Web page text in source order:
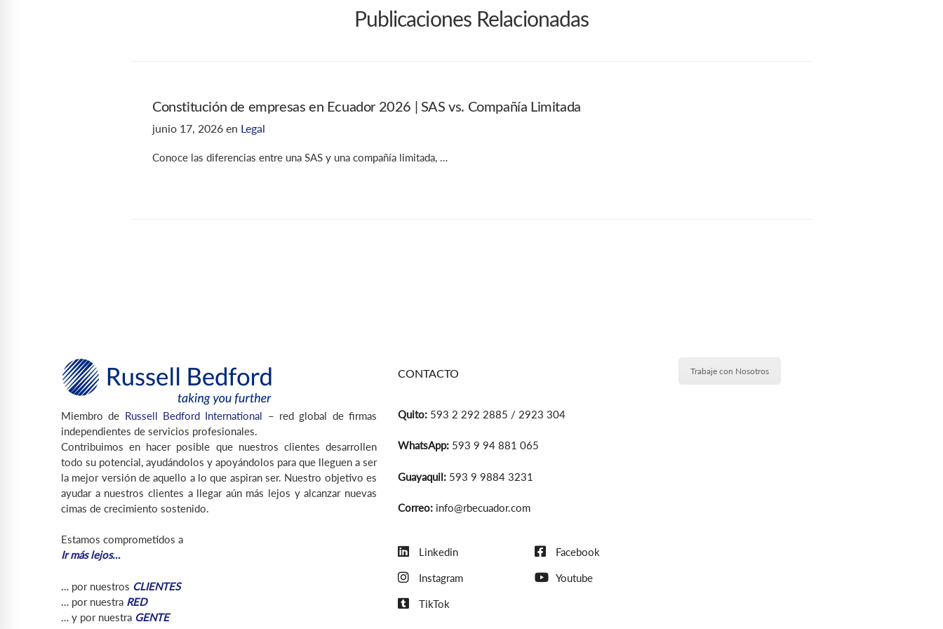
Publicaciones Relacionadas
Constitución de empresas en Ecuador 2026 | SAS vs. Compañía Limitada
junio 17, 2026 en Legal
Conoce las diferencias entre una SAS y una compañía limitada, …
Miembro de Russell Bedford International – red global de firmas
independientes de servicios profesionales.
Contribuimos en hacer posible que nuestros clientes desarrollen
todo su potencial, ayudándolos y apoyándolos para que lleguen a ser
la mejor versión de aquello a lo que aspiran ser. Nuestro objetivo es
ayudar a nuestros clientes a llegar aún más lejos y alcanzar nuevas
cimas de crecimiento sostenido.
Estamos comprometidos a
Ir más lejos…
… por nuestros CLIENTES
… por nuestra RED
… y por nuestra GENTE
CONTACTO
Quito: 593 2 292 2885 / 2923 304
WhatsApp: 593 9 94 881 065
Guayaquil: 593 9 9884 3231
Correo: info@rbecuador.com
Linkedin Facebook
Instagram Youtube
TikTok
Trabaje con Nosotros